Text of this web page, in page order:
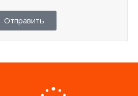
Отправить